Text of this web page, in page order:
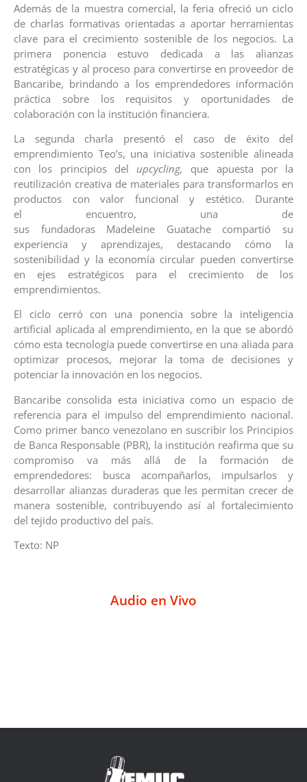
Además de la muestra comercial, la feria ofreció un ciclo
de charlas formativas orientadas a aportar herramientas
clave para el crecimiento sostenible de los negocios. La
primera ponencia estuvo dedicada a las alianzas
estratégicas y al proceso para convertirse en proveedor de
Bancaribe, brindando a los emprendedores información
práctica sobre los requisitos y oportunidades de
colaboración con la institución financiera.
La segunda charla presentó el caso de éxito del
emprendimiento Teo’s, una iniciativa sostenible alineada
con los principios del upcycling, que apuesta por la
reutilización creativa de materiales para transformarlos en
productos con valor funcional y estético. Durante
el encuentro, una de
sus fundadoras Madeleine Guatache compartió su
experiencia y aprendizajes, destacando cómo la
sostenibilidad y la economía circular pueden convertirse
en ejes estratégicos para el crecimiento de los
emprendimientos.
El ciclo cerró con una ponencia sobre la inteligencia
artificial aplicada al emprendimiento, en la que se abordó
cómo esta tecnología puede convertirse en una aliada para
optimizar procesos, mejorar la toma de decisiones y
potenciar la innovación en los negocios.
Bancaribe consolida esta iniciativa como un espacio de
referencia para el impulso del emprendimiento nacional.
Como primer banco venezolano en suscribir los Principios
de Banca Responsable (PBR), la institución reafirma que su
compromiso va más allá de la formación de
emprendedores: busca acompañarlos, impulsarlos y
desarrollar alianzas duraderas que les permitan crecer de
manera sostenible, contribuyendo así al fortalecimiento
del tejido productivo del país.
Texto: NP
Audio en Vivo